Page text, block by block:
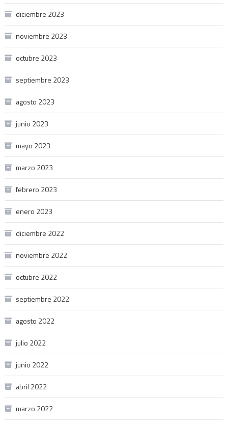
diciembre 2023
noviembre 2023
octubre 2023
septiembre 2023
agosto 2023
junio 2023
mayo 2023
marzo 2023
febrero 2023
enero 2023
diciembre 2022
noviembre 2022
octubre 2022
septiembre 2022
agosto 2022
julio 2022
junio 2022
abril 2022
marzo 2022